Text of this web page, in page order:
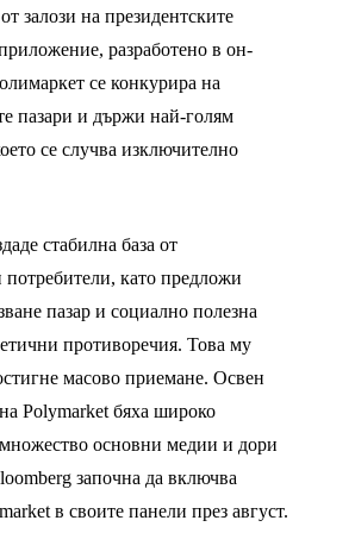
залози на президентските
разработено в он-
се конкурира на
пазари и държи най-голям
се случва изключително
стабилна база от
потребители, като предложи
пазар и социално полезна
етични противоречия. Това му
масово приемане. Освен
Polymarket бяха широко
основни медии и дори
започна да включва
в своите панели през август.